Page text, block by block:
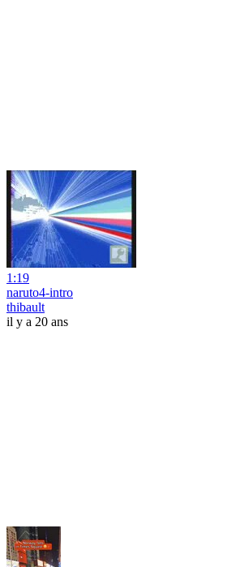
1:19
naruto4-intro
thibault
il y a 20 ans